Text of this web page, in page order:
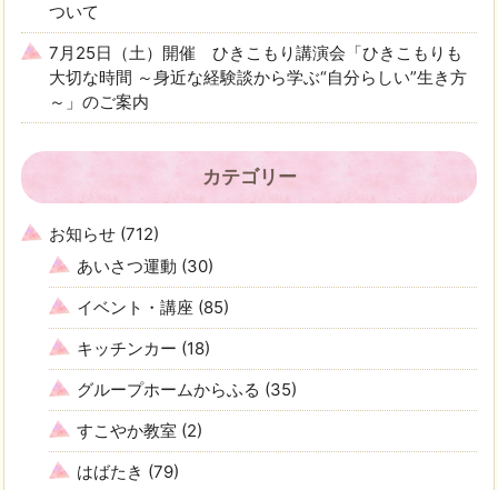
ついて
7月25日（土）開催 ひきこもり講演会「ひきこもりも
大切な時間 ～身近な経験談から学ぶ“自分らしい”生き方
～」のご案内
カテゴリー
お知らせ (712)
あいさつ運動 (30)
イベント・講座 (85)
キッチンカー (18)
グループホームからふる (35)
すこやか教室 (2)
はばたき (79)